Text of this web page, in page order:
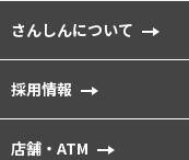
さんしんについて
採用情報
店舗・ATM